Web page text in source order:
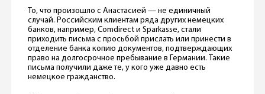
То, что произошло с Анастасией — не единичный
случай. Российским клиентам ряда других немецких
банков, например, Comdirect и Sparkasse, стали
приходить письма с просьбой прислать или принести в
отделение банка копию документов, подтверждающих
право на долгосрочное пребывание в Германии. Такие
письма получили даже те, у кого уже давно есть
немецкое гражданство.